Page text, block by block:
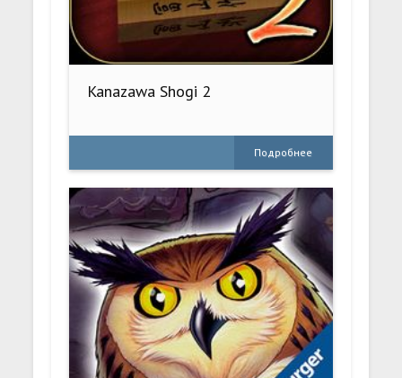
Kanazawa Shogi 2
Подробнее